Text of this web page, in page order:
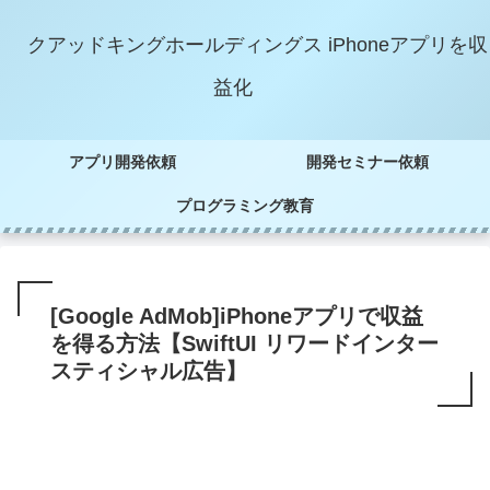
クアッドキングホールディングス iPhoneアプリを収
益化
アプリ開発依頼 開発セミナー依頼
プログラミング教育
[Google AdMob]iPhoneアプリで収益
を得る方法【SwiftUI リワードインター
スティシャル広告】